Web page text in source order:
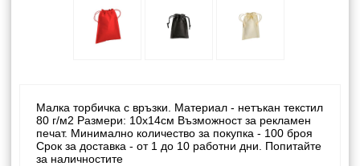
Малка торбичка с връзки. Материал - нетъкан текстил
80 г/м2 Размери: 10х14см Възможност за рекламен
печат. Минимално количество за покупка - 100 броя
Срок за доставка - от 1 до 10 работни дни. Попитайте
за наличностите